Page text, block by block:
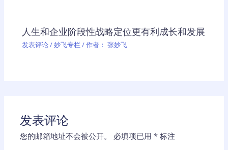
人生和企业阶段性战略定位更有利成长和发展
发表评论/妙飞专栏/ 作者： 张妙飞
发表评论
您的邮箱地址不会被公开。 必填项已用* 标注